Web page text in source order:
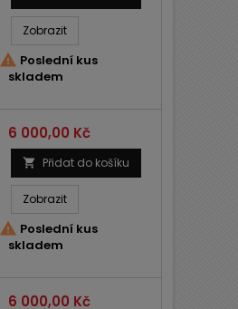
Zobrazit
 Poslední kus
skladem
Cena
6 000,00 Kč
 Přidat do košíku
Zobrazit
 Poslední kus
skladem
Cena
6 000,00 Kč